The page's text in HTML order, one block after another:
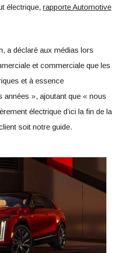
électrique, rapporte Automotive
a déclaré aux médias lors
et commerciale que les
et à essence
années », ajoutant que « nous
électrique d’ici la fin de la
soit notre guide.